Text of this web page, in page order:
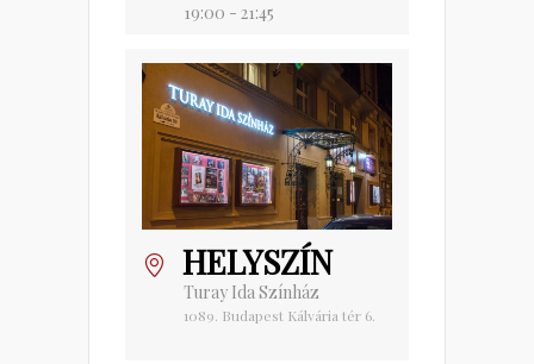
19:00 - 21:45
HELYSZÍN
Turay Ida Színház
1089. Budapest Kálvária tér 6.